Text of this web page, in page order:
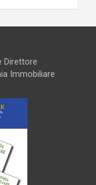
Direttore
Immobiliare